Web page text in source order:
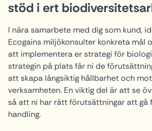
stöd i ert
I nära samarbete med dig som kund,
Ecogains miljökonsulter konkreta mål
att implementera er strategi för
strategin på plats får ni de
att skapa långsiktig hållbarhet och
verksamheten. En viktig del är att se
så att ni har rätt förutsättningar att gå
handling.